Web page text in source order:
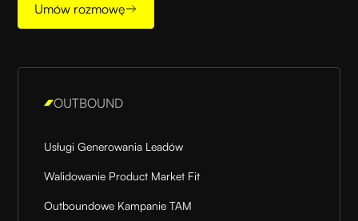
Umów rozmowę
OUTBOUND
Usługi Generowania Leadów
Walidowanie Product Market Fit
Outboundowe Kampanie TAM